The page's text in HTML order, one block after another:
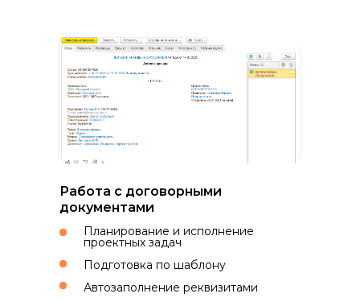
Планирование и исполнение
проектных задач
Подготовка по шаблону
Автозаполнение реквизитами
Работа с договорными
документами